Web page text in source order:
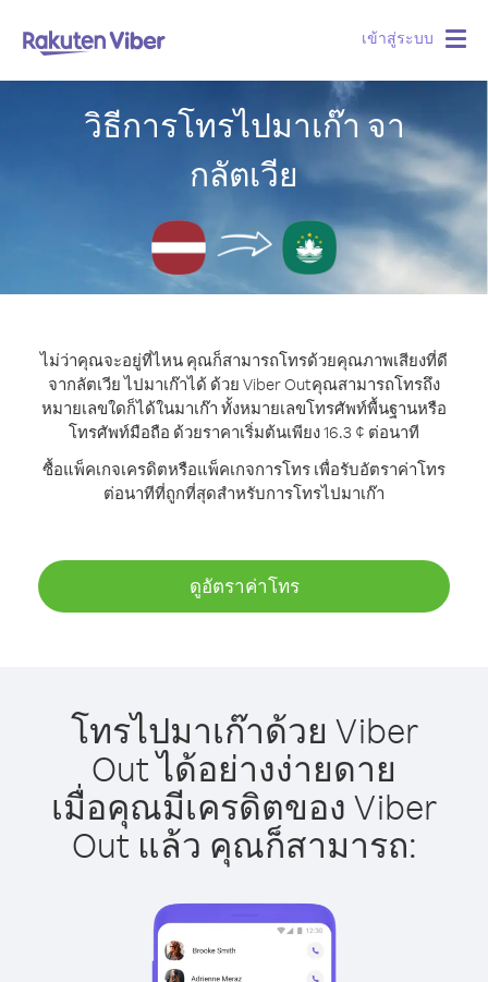
เข้าสู่ระบบ
วิธีการโทรไปมาเก๊า จา
กลัตเวีย
ไม่ว่าคุณจะอยู่ที่ไหน คุณก็สามารถโทรด้วยคุณภาพเสียงที่ดี
จากลัตเวีย ไปมาเก๊าได้ ด้วย Viber Outคุณสามารถโทรถึง
หมายเลขใดก็ได้ในมาเก๊า ทั้งหมายเลขโทรศัพท์พื้นฐานหรือ
โทรศัพท์มือถือ ด้วยราคาเริ่มต้นเพียง 16.3 ¢ ต่อนาที
ซื้อแพ็คเกจเครดิตหรือแพ็คเกจการโทร เพื่อรับอัตราค่าโทร
ต่อนาทีที่ถูกที่สุดสำหรับการโทรไปมาเก๊า
ดูอัตราค่าโทร
โทรไปมาเก๊าด้วย Viber
Out ได้อย่างง่ายดาย
เมื่อคุณมีเครดิตของ Viber
Out แล้ว คุณก็สามารถ: